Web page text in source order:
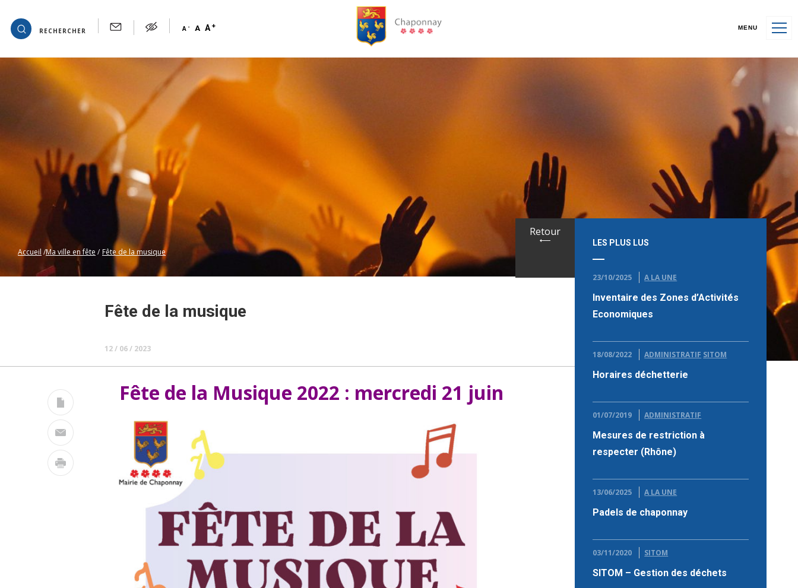
RECHERCHER A - A A+ MENU
Accueil Ma ville en fête Fête de la musique
Fête de la musique
12 / 06 / 2023
Fête de la Musique 2022 : mercredi 21 juin
Retour
LES PLUS LUS
23/10/2025 A LA UNE
Inventaire des Zones d’Activités
Economiques
18/08/2022 ADMINISTRATIF SITOM
Horaires déchetterie
01/07/2019 ADMINISTRATIF
Mesures de restriction à
respecter (Rhône)
13/06/2025 A LA UNE
Padels de chaponnay
03/11/2020 SITOM
SITOM – Gestion des déchets